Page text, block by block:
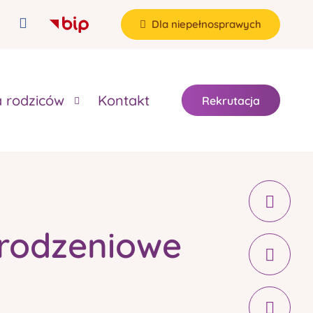
Dla niepełnosprawych
rodziców Kontakt Rekrutacja